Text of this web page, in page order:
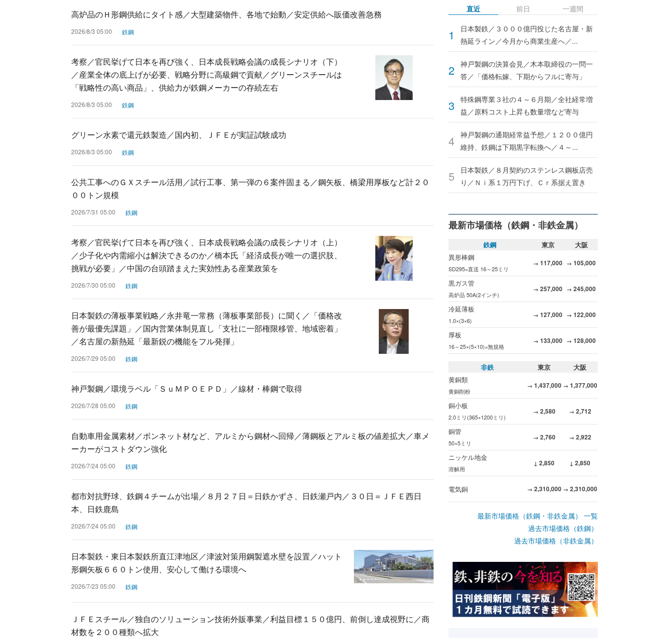
高炉品のＨ形鋼供給にタイト感／大型建築物件、各地で始動／安定供給へ販価改善急務
2026/8/3 05:00 鉄鋼
考察／官民挙げて日本を再び強く、日本成長戦略会議の成長シナリオ（下）
／産業全体の底上げが必要、戦略分野に高級鋼で貢献／グリーンスチールは
「戦略性の高い商品」、供給力が鉄鋼メーカーの存続左右
2026/8/3 05:00 鉄鋼
グリーン水素で還元鉄製造／国内初、ＪＦＥが実証試験成功
2026/8/3 05:00 鉄鋼
公共工事へのＧＸスチール活用／試行工事、第一弾の６案件固まる／鋼矢板、橋梁用厚板など計２０
００トン規模
2026/7/31 05:00 鉄鋼
考察／官民挙げて日本を再び強く、日本成長戦略会議の成長シナリオ（上）
／少子化や内需縮小は解決できるのか／橋本氏「経済成長が唯一の選択肢、
挑戦が必要」／中国の台頭踏まえた実効性ある産業政策を
2026/7/30 05:00 鉄鋼
日本製鉄の薄板事業戦略／永井竜一常務（薄板事業部長）に聞く／「価格改
善が最優先課題」／国内営業体制見直し「支社に一部権限移管、地域密着」
／名古屋の新熱延「最新鋭の機能をフル発揮」
2026/7/29 05:00 鉄鋼
神戸製鋼／環境ラベル「ＳｕＭＰＯＥＰＤ」／線材・棒鋼で取得
2026/7/28 05:00 鉄鋼
自動車用金属素材／ボンネット材など、アルミから鋼材へ回帰／薄鋼板とアルミ板の値差拡大／車メ
ーカーがコストダウン強化
2026/7/24 05:00 鉄鋼
都市対抗野球、鉄鋼４チームが出場／８月２７日＝日鉄かずさ、日鉄瀬戸内／３０日＝ＪＦＥ西日
本、日鉄鹿島
2026/7/24 05:00 鉄鋼
日本製鉄・東日本製鉄所直江津地区／津波対策用鋼製遮水壁を設置／ハット
形鋼矢板６６０トン使用、安心して働ける環境へ
2026/7/23 05:00 鉄鋼
ＪＦＥスチール／独自のソリューション技術外販事業／利益目標１５０億円、前倒し達成視野に／商
材数を２００種類へ拡大
直近
日本製鉄／３０００億円投じた名古屋・新
熱延ライン／今月から商業生産へ／...
神戸製鋼の決算会見／木本取締役の一問一
答／「価格転嫁、下期からフルに寄与」
特殊鋼専業３社の４～６月期／全社経常増
益／原料コスト上昇も数量増など寄与
神戸製鋼の通期経常益予想／１２００億円
維持、鉄鋼は下期黒字転換へ／４～...
日本製鉄／８月契約のステンレス鋼板店売
り／Ｎｉ系１万円下げ、Ｃｒ系据え置き
前日 一週間
最新市場価格（鉄鋼・非鉄金属）
鉄鋼 東京
大阪
異形棒鋼
SD295=直送 16～25ミリ
→ 117,000 → 105,000
黒ガス管
高炉品 50A(2インチ)
→ 257,000 → 245,000
冷延薄板
1.0×(3×6)
→ 127,000 → 122,000
厚板
16～25×(5×10)=無規格
→ 133,000 → 128,000
非鉄 東京
大阪
黄銅類
黄銅削粉
→ 1,437,000 → 1,377,000
銅小板
2.0ミリ(365×1200ミリ)
→ 2,580 → 2,712
銅管
50×5ミリ
→ 2,760 → 2,922
ニッケル地金
溶解用
↓ 2,850 ↓ 2,850
電気銅 → 2,310,000 → 2,310,000
最新市場価格（鉄鋼・非鉄金属） 一覧
過去市場価格（鉄鋼）
過去市場価格（非鉄金属）